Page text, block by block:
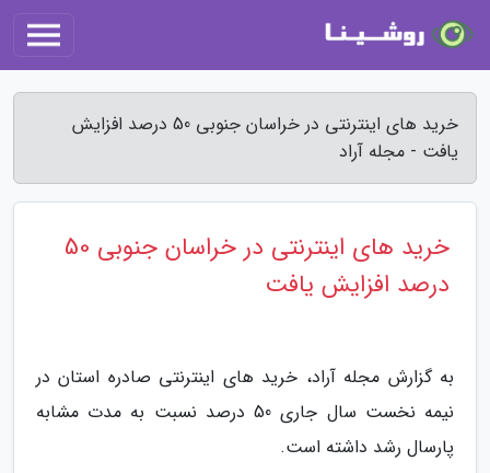
خرید های اینترنتی در خراسان جنوبی 50 درصد افزایش
یافت - مجله آراد
خرید های اینترنتی در خراسان جنوبی 50
درصد افزایش یافت
به گزارش مجله آراد، خرید های اینترنتی صادره استان در
نیمه نخست سال جاری 50 درصد نسبت به مدت مشابه
پارسال رشد داشته است.